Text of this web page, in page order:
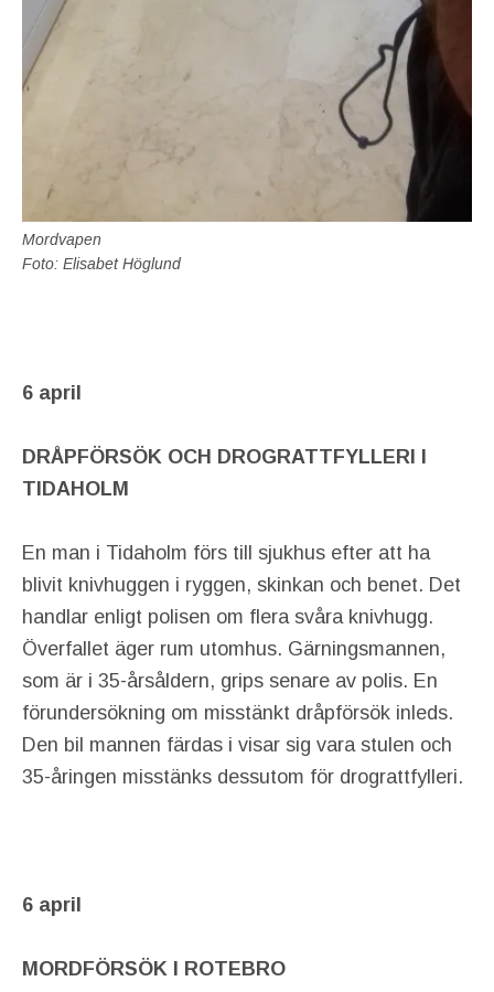
Mordvapen
Foto: Elisabet Höglund
6 april
DRÅPFÖRSÖK OCH DROGRATTFYLLERI I
TIDAHOLM
En man i Tidaholm förs till sjukhus efter att ha
blivit knivhuggen i ryggen, skinkan och benet. Det
handlar enligt polisen om flera svåra knivhugg.
Överfallet äger rum utomhus. Gärningsmannen,
som är i 35-årsåldern, grips senare av polis. En
förundersökning om misstänkt dråpförsök inleds.
Den bil mannen färdas i visar sig vara stulen och
35-åringen misstänks dessutom för drograttfylleri.
6 april
MORDFÖRSÖK I ROTEBRO